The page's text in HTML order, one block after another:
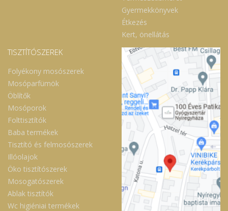
Gyermekkönyvek
Étkezés
Kert, önellátás
TISZTÍTÓSZEREK
Folyékony mosószerek
Mosóparfümök
Öblítők
Mosóporok
Folttisztítók
Baba termékek
Tisztító és felmosószerek
Illóolajok
Öko tisztítószerek
Mosogatószerek
Ablak tisztítók
Wc higiéniai termékek